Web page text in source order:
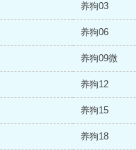
养狗03
养狗06
养狗09微
养狗12
养狗15
养狗18